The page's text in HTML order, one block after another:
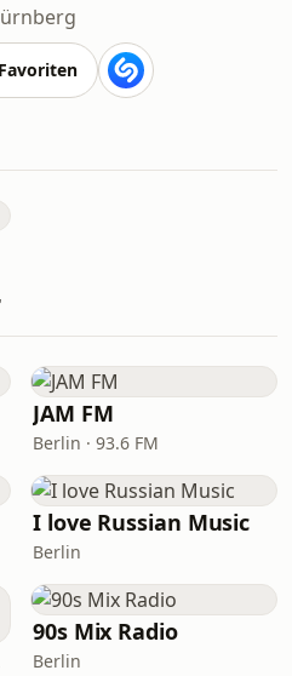
Favoriten
JAM FM
Berlin · 93.6 FM
I love Russian Music
Berlin
90s Mix Radio
Berlin